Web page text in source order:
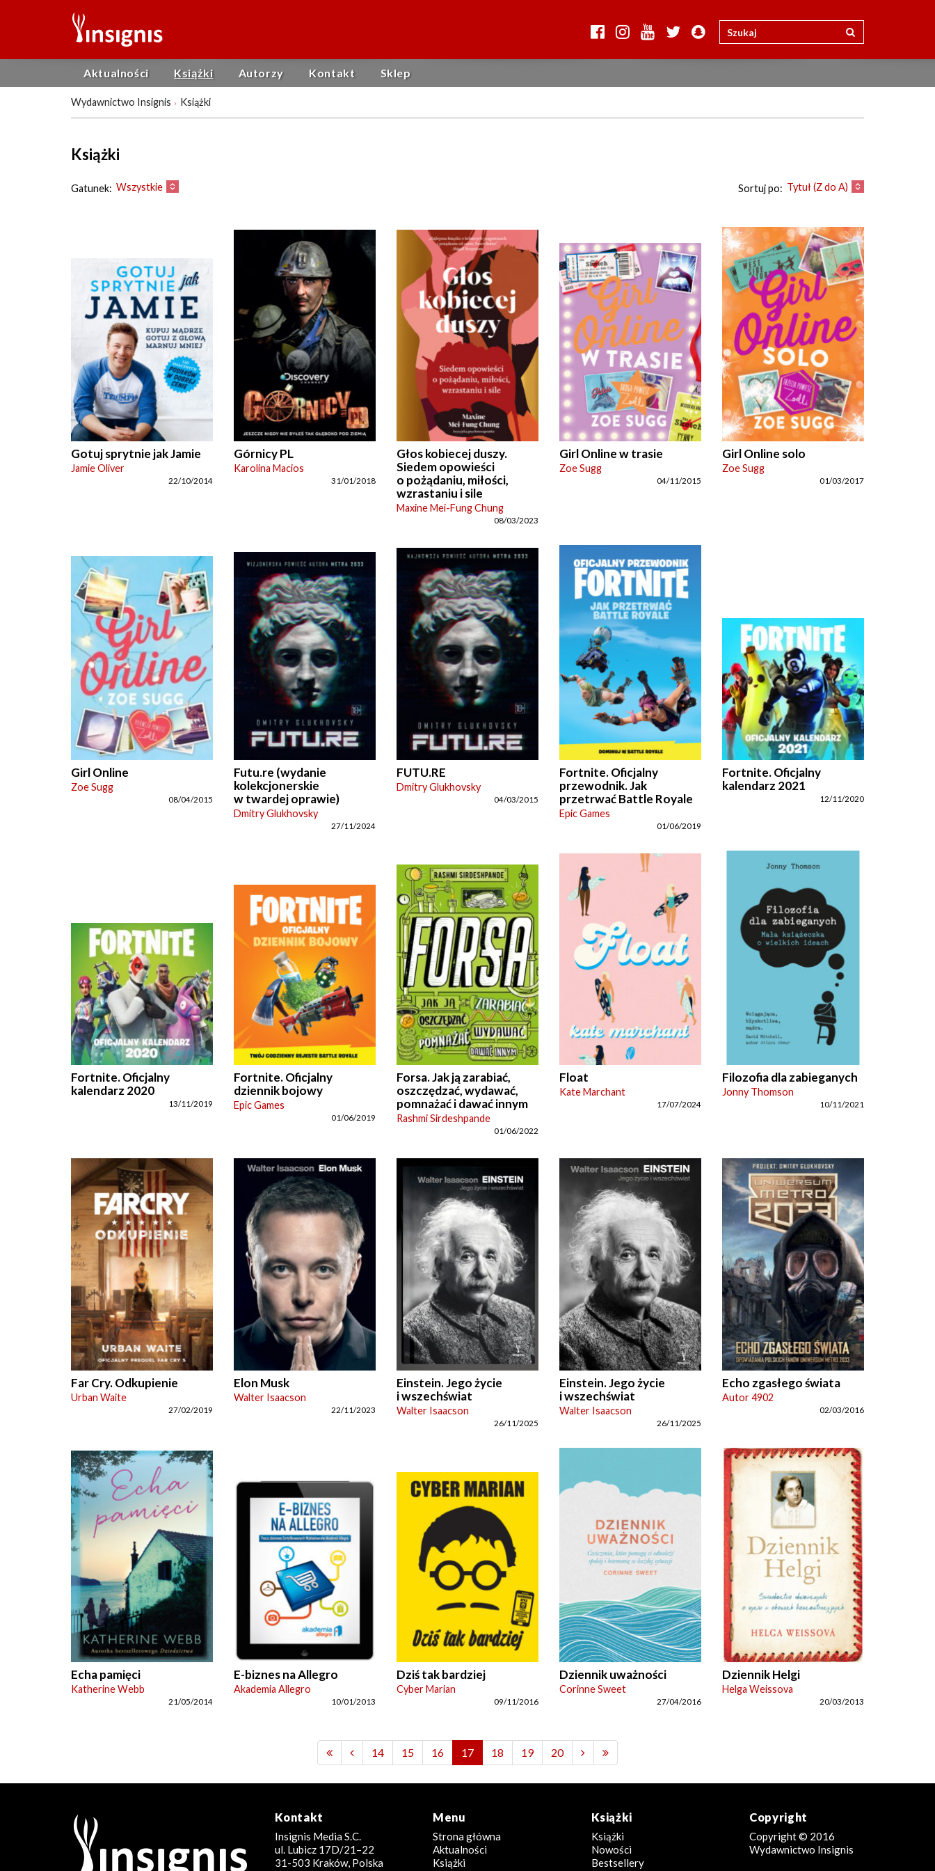
Aktualności Książki Autorzy Kontakt Sklep
Wydawnictwo Insignis Książki
Książki
Gatunek: Wszystkie Sortuj po: Tytuł (Z do A)
Gotuj sprytnie jak Jamie
Jamie Oliver
22/10/2014
Górnicy PL
Karolina Macios
31/01/2018
Głos kobiecej duszy.
Siedem opowieści
o pożądaniu, miłości,
wzrastaniu i sile
Maxine Mei-Fung Chung
08/03/2023
Girl Online w trasie
Zoe Sugg
04/11/2015
Girl Online solo
Zoe Sugg
01/03/2017
Girl Online
Zoe Sugg
08/04/2015
Futu.re (wydanie
kolekcjonerskie
w twardej oprawie)
Dmitry Glukhovsky
27/11/2024
FUTU.RE
Dmitry Glukhovsky
04/03/2015
Fortnite. Oficjalny
przewodnik. Jak
przetrwać Battle Royale
Epic Games
01/06/2019
Fortnite. Oficjalny
kalendarz 2021
12/11/2020
Fortnite. Oficjalny
kalendarz 2020
13/11/2019
Fortnite. Oficjalny
dziennik bojowy
Epic Games
01/06/2019
Forsa. Jak ją zarabiać,
oszczędzać, wydawać,
pomnażać i dawać innym
Rashmi Sirdeshpande
01/06/2022
Float
Kate Marchant
17/07/2024
Filozofia dla zabieganych
Jonny Thomson
10/11/2021
Far Cry. Odkupienie
Urban Waite
27/02/2019
Elon Musk
Walter Isaacson
22/11/2023
Einstein. Jego życie
i wszechświat
Walter Isaacson
26/11/2025
Einstein. Jego życie
i wszechświat
Walter Isaacson
26/11/2025
Echo zgasłego świata
Autor 4902
02/03/2016
Echa pamięci
Katherine Webb
21/05/2014
E-biznes na Allegro
Akademia Allegro
10/01/2013
Dziś tak bardziej
Cyber Marian
09/11/2016
Dziennik uważności
Corinne Sweet
27/04/2016
Dziennik Helgi
Helga Weissova
20/03/2013
14 15 16 17 18 19 20
Kontakt
Insignis Media S.C.
ul. Lubicz 17D/21–22
31-503 Kraków, Polska
Menu
Strona główna
Aktualności
Książki
Książki
Książki
Nowości
Bestsellery
Copyright
Copyright © 2016
Wydawnictwo Insignis